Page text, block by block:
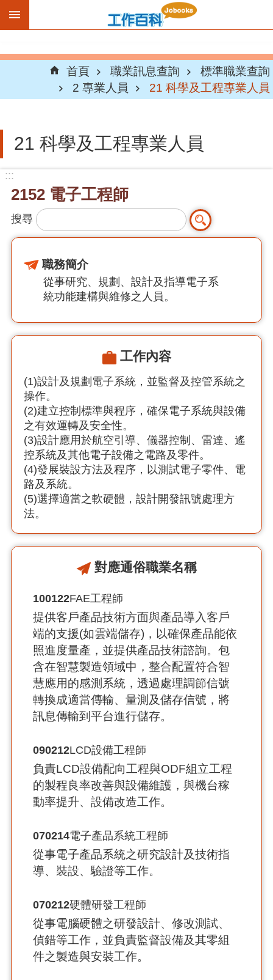
跳到主要內容區塊
首頁 職業訊息查詢
標準職業查詢
2 專業人員
21 科學及工程專業人員
21 科學及工程專業人員
:::
2152 電子工程師
搜尋
職務簡介
從事研究、規劃、設計及指導電子系
統功能建構與維修之人員。
工作內容
(1)設計及規劃電子系統，並監督及控管系統之
操作。
(2)建立控制標準與程序，確保電子系統與設備
之有效運轉及安全性。
(3)設計應用於航空引導、儀器控制、雷達、遙
控系統及其他電子設備之電路及零件。
(4)發展裝設方法及程序，以測試電子零件、電
路及系統。
(5)選擇適當之軟硬體，設計開發訊號處理方
法。
對應通俗職業名稱
100122FAE工程師
提供客戶產品技術方面與產品導入客戶
端的支援(如雲端儲存)，以確保產品能依
照進度量產，並提供產品技術諮詢。包
含在智慧製造領域中，整合配置符合智
慧應用的感測系統，透過處理調節信號
轉換成適當傳輸、量測及儲存信號，將
訊息傳輸到平台進行儲存。
090212LCD設備工程師
負責LCD設備配向工程與ODF組立工程
的製程良率改善與設備維護，與機台稼
動率提升、設備改造工作。
070214電子產品系統工程師
從事電子產品系統之研究設計及技術指
導、裝設、驗證等工作。
070212硬體研發工程師
從事電腦硬體之研發設計、修改測試、
偵錯等工作，並負責監督設備及其零組
件之製造與安裝工作。